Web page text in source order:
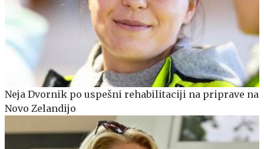
Neja Dvornik po uspešni rehabilitaciji na priprave na
Novo Zelandijo